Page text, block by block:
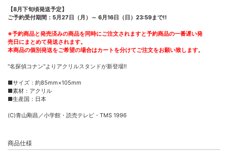
【8月下旬頃発送予定】
ご予約受付期間：5月27日（月）～ 6月16日（日）23:59まで!!
※予約商品と発売済みの商品を同時にご注文されますと予約商品の一番遅い発
売日にまとめて発送されます。
本商品の個別発送をご希望の場合はカートを分けてご注文をお願い致します。
"名探偵コナン"よりアクリルスタンドが新登場!!
■サイズ：約85mm×105mm
■素材：アクリル
■生産国：日本
(C)青山剛昌／小学館・読売テレビ・TMS 1996
商品仕様